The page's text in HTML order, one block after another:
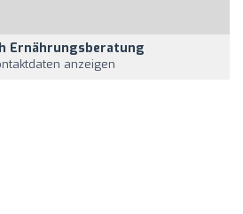
Ernährungsberatung
anzeigen